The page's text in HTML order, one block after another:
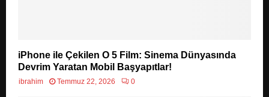
iPhone ile Çekilen O 5 Film: Sinema Dünyasında
Devrim Yaratan Mobil Başyapıtlar!
ibrahim Temmuz 22, 2026 0